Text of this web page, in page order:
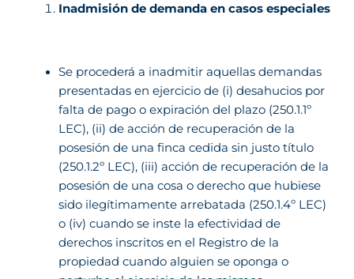
Inadmisión de demanda en casos especiales
Se procederá a inadmitir aquellas demandas
presentadas en ejercicio de (i) desahucios por
falta de pago o expiración del plazo (250.1.1º
LEC), (ii) de acción de recuperación de la
posesión de una finca cedida sin justo título
(250.1.2º LEC), (iii) acción de recuperación de la
posesión de una cosa o derecho que hubiese
sido ilegítimamente arrebatada (250.1.4º LEC)
o (iv) cuando se inste la efectividad de
derechos inscritos en el Registro de la
propiedad cuando alguien se oponga o